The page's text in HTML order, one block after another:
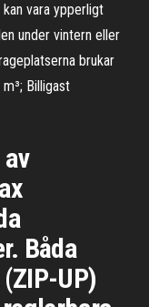
vara ypperligt
under vintern eller
brukar
Billigast
Båda
UP)